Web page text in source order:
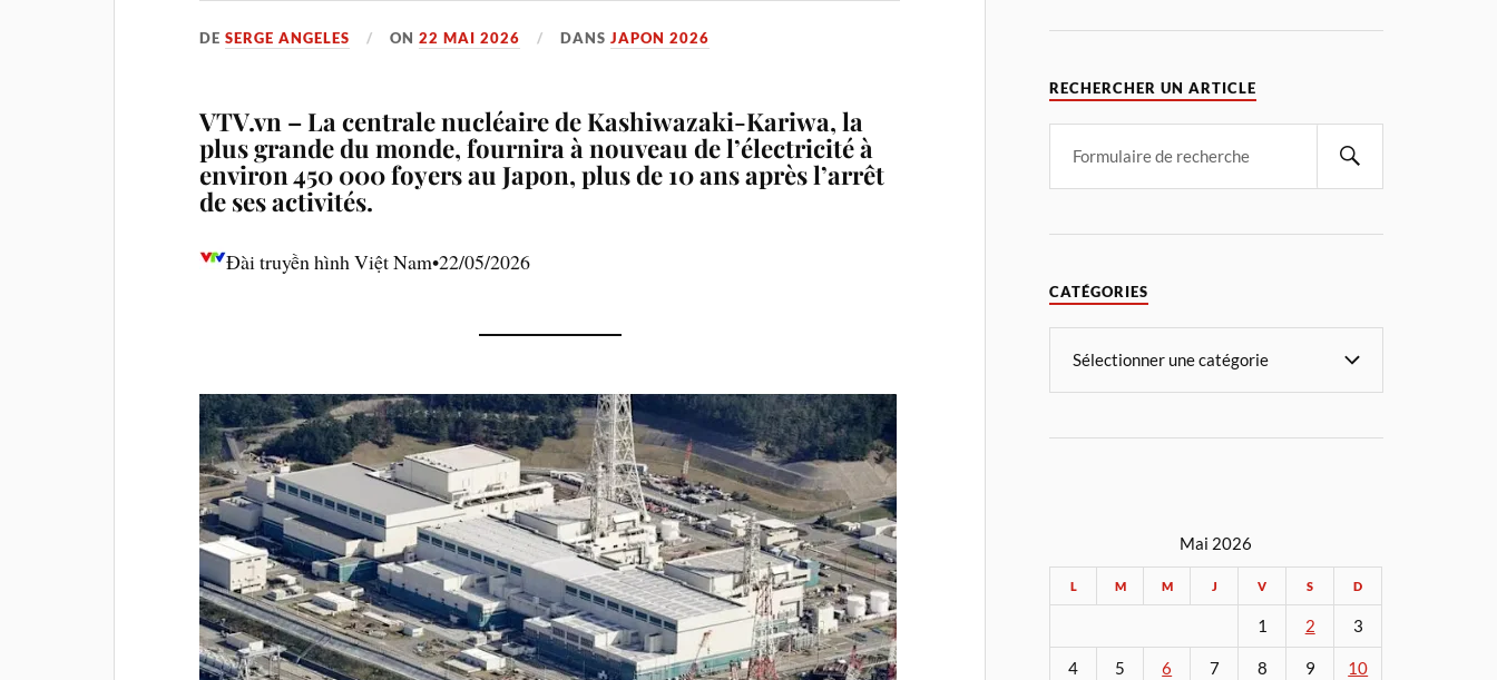
DESERGE ANGELES ON22 MAI 2026 DANSJAPON 2026
VTV.vn – La centrale nucléaire de Kashiwazaki-Kariwa, la
plus grande du monde, fournira à nouveau de l’électricité à
environ 450 000 foyers au Japon, plus de 10 ans après l’arrêt
de ses activités.
Đài truyền hình Việt Nam•22/05/2026
RECHERCHER UN ARTICLE
CATÉGORIES
Mai 2026
L M M J V S D
1 2 3
4 5 6 7 8 9 10